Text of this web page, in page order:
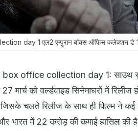
day 1 एल2 एम्पुरान बॉक्स ऑफिस कलेक्शन डे 1
office collection day 1: साउथ
मार्च को वर्ल्डवाइड सिनेमाघरों में रिलीज
चलते रिलीज के साथ ही फिल्म ने कई
भारत में 22 करोड़ की कमाई हासिल की